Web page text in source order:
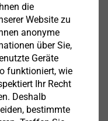
Set JT3-SB-
FZD
die
Website zu
anonyme
über Sie,
Geräte
funktioniert, wie
Ihr Recht
Deshalb
bestimmte